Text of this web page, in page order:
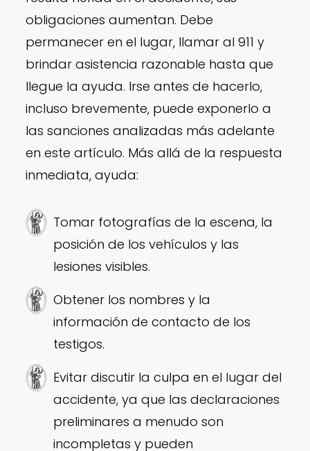
obligaciones aumentan. Debe
permanecer en el lugar, llamar al 911 y
brindar asistencia razonable hasta que
llegue la ayuda. Irse antes de hacerlo,
incluso brevemente, puede exponerlo a
las sanciones analizadas más adelante
en este artículo. Más allá de la respuesta
inmediata, ayuda:
Tomar fotografías de la escena, la
posición de los vehículos y las
lesiones visibles.
Obtener los nombres y la
información de contacto de los
testigos.
Evitar discutir la culpa en el lugar del
accidente, ya que las declaraciones
preliminares a menudo son
incompletas y pueden